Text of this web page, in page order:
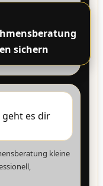
sichern
kleine